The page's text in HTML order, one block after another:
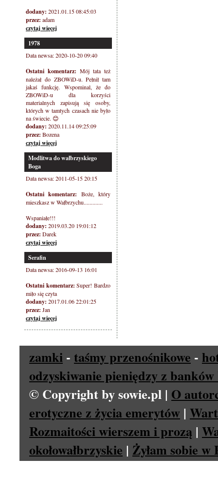
dodany: 2021.01.15 08:45:03
przez: adam
czytaj więcej
1978
Data newsa: 2020-10-20 09:40
Ostatni komentarz: Mój tata też
należał do ZBOWiD-u. Pełnił tam
jakaś funkcję. Wspominal, że do
ZBOWiD-u dla korzyści
materialnych zapisują się osoby,
których w tamtych czasach nie było
na świecie. 😊
dodany: 2020.11.14 09:25:09
przez: Bozena
czytaj więcej
Modlitwa do wałbrzyskiego
Boga
Data newsa: 2011-05-15 20:15
Ostatni komentarz: Boże, który
mieszkasz w Wałbrzychu.............
Wspaniałe!!!
dodany: 2019.03.20 19:01:12
przez: Darek
czytaj więcej
Serafin
Data newsa: 2016-09-13 16:01
Ostatni komentarz: Super! Bardzo
miło się czyta
dodany: 2017.01.06 22:01:25
przez: Jan
czytaj więcej
zamki - taśmy przenośnikowe -
odzyskiwanie pieniędzy z banków
© Copyright by sowie.pl | O
erotyczne z życia emerytów |
Rozmaitości wierszem i prozą |
okołowałbrzyskie | Żyłam sobie